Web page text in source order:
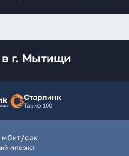
г. Мытищи
Старлинк
Тариф 100
мбит/сек
интернет